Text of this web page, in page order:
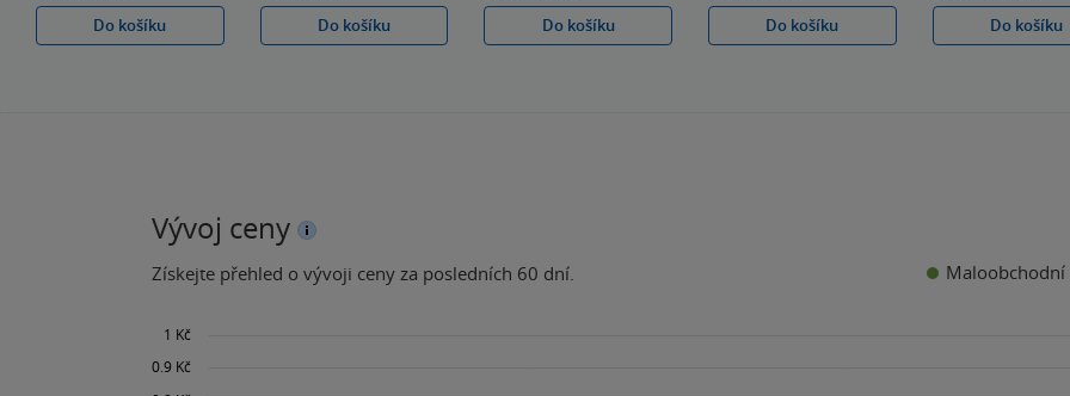
Do košíku
Do košíku
Do košíku
Do košíku
Do košíku
Vývoj ceny
Získejte přehled o vývoji ceny za posledních 60 dní. Maloobchodní